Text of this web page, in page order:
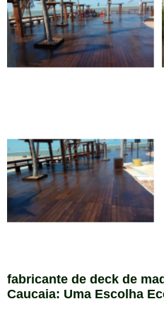
fabricante de deck de
Caucaia: Uma Escolha